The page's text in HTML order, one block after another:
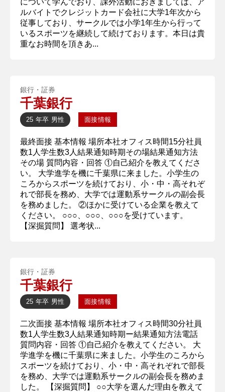
ルバイトでクレジットカード会社に大学1年次から
従事しており、サークルでは小学1年生から行って
いるスポーツを継続して続けております。本日は貴
重なお時間を頂きあ...
銀行・証券
千葉銀行
25 年卒 男性 面接情報
最終面接 基本情報 場所本社オフィス時間15分社員
数1人学生数3人結果通知時期その場結果通知方法
その場 質問内容・回答 ①自己紹介を教えてくださ
い。 大学進学を機に千葉県に来ました。小学生の
ころからスポーツを続けており、小・中・高それぞ
れで部長を務め、大学では運動系サークルの副会長
を務めました。 ②ほかに受けている企業を教えて
ください。 ○○○、○○○、○○○を受けています。
【深掘質問】 選考状...
銀行・証券
千葉銀行
25 年卒 男性 面接情報
二次面接 基本情報 場所本社オフィス時間30分社員
数1人学生数3人結果通知時期ー結果通知方法電話
質問内容・回答 ①自己紹介を教えてください。 大
学進学を機に千葉県に来ました。小学生のころから
スポーツを続けており、小・中・高それぞれで部長
を務め、大学では運動系サークルの副会長を務めま
した。 【深掘質問】 ○○大学を選んだ理由を教えて